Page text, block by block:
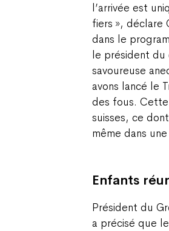
l’arrivée est
fiers », déclare
dans le
le président du
savoureuse
avons lancé le
des fous. Cette
suisses, ce
même dans
Enfants
Président du
a précisé que